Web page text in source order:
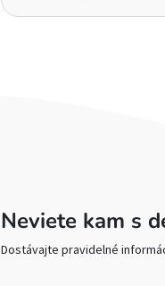
Neviete kam s
Dostávajte pravidelné